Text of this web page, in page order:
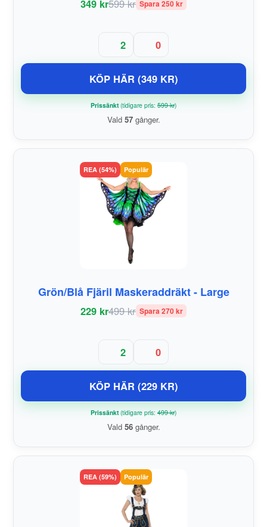
349 kr599 kr Spara 250 kr
2 0
KÖP HÄR (349 KR)
Prissänkt(tidigare pris: 599 kr)
Vald 57gånger.
REA (54%) Populär
Grön/Blå Fjäril Maskeraddräkt - Large
229 kr499 kr Spara 270 kr
2 0
KÖP HÄR (229 KR)
Prissänkt(tidigare pris: 499 kr)
Vald 56gånger.
REA (59%) Populär